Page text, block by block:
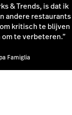
& Trends, is dat ik
andere restaurants
kritisch te blijven
te verbeteren.”
Famiglia